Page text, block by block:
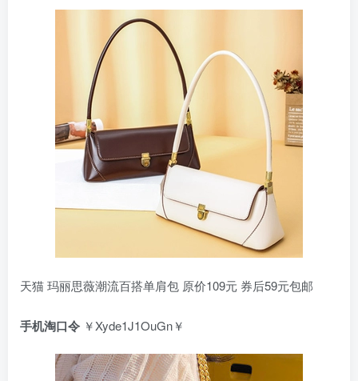
天猫 玛丽思薇潮流百搭单肩包 原价109元 券后59元包邮
手机淘口令 ￥Xyde1J1OuGn￥